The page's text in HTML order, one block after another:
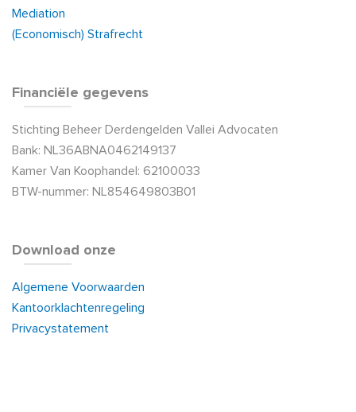
Mediation
(Economisch) Strafrecht
Financiële gegevens
Stichting Beheer Derdengelden Vallei Advocaten
Bank: NL36ABNA0462149137
Kamer Van Koophandel: 62100033
BTW-nummer: NL854649803B01
Download onze
Algemene Voorwaarden
Kantoorklachtenregeling
Privacystatement